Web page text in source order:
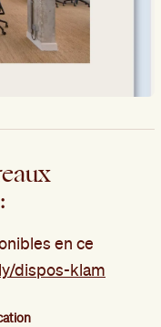
en ce
dispos-klam